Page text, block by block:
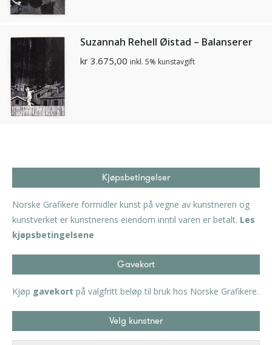
Suzannah Rehell Øistad – Balanserer
kr 3.675,00 inkl. 5% kunstavgift
Kjøpsbetingelser
Norske Grafikere formidler kunst på vegne av kunstneren og
kunstverket er kunstnerens eiendom inntil varen er betalt. Les
kjøpsbetingelsene
Gavekort
Kjøp gavekort på valgfritt beløp til bruk hos Norske Grafikere.
Velg kunstner